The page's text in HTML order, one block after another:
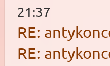
21:37
RE:
RE: